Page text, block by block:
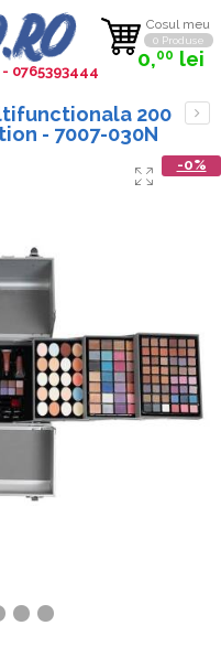
Cosul meu
0 Produse
0,00 lei
0765393444
200
- 7007-030N
-0%